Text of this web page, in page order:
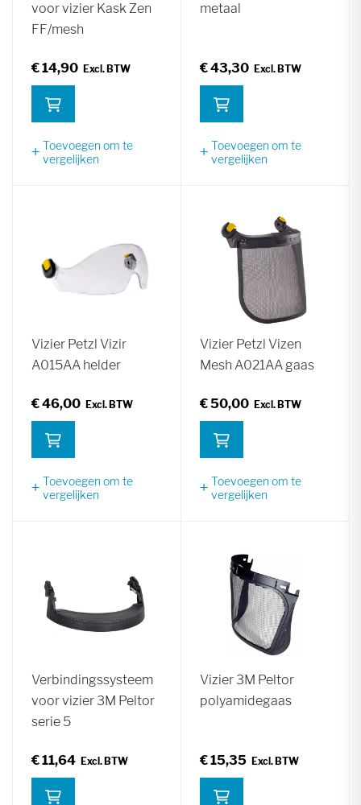
voor vizier Kask Zen
FF/mesh
€ 14,90
Toevoegen om te
vergelijken
metaal
€ 43,30
Toevoegen om te
vergelijken
Vizier Petzl Vizir
A015AA helder
€ 46,00
Toevoegen om te
vergelijken
Vizier Petzl Vizen
Mesh A021AA gaas
€ 50,00
Toevoegen om te
vergelijken
Verbindingssysteem
voor vizier 3M Peltor
serie 5
€ 11,64
Vizier 3M Peltor
polyamidegaas
€ 15,35